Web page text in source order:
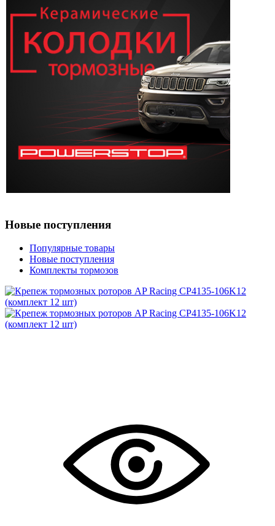
Новые поступления
Популярные товары
Новые поступления
Комплекты тормозов